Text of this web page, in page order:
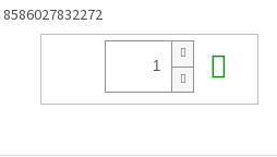
8586027832272